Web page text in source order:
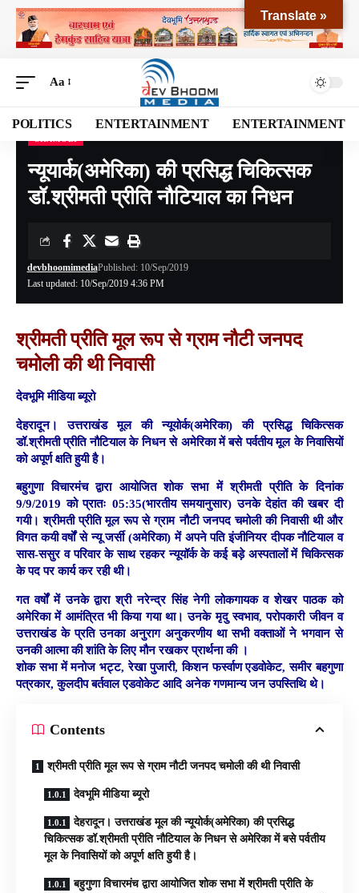
Aa
POLITICS ENTERTAINMENT ENTERTAINMENT
Devbhoomi Media>Blog>NATIONAL >UTTARAKHAND>CHAMOLI
न्यूयार्क(अमेरिका) की प्रसिद्ध चिकित्सक
डॉ.श्रीमती प्रीति नौटियाल का निधन
Last updated: 10/Sep/2019 4:36 PM
devbhoomimediaPublished: 10/Sep/2019
श्रीमती प्रीति मूल रूप से ग्राम नौटी जनपद
चमोली की थी निवासी
देवभूमि मीडिया ब्यूरो
देहरादून।
उत्तराखंड मूल की न्यूयोर्क(अमेरिका) की प्रसिद्ध चिकित्सक
डॉ.श्रीमती प्रीति नौटियाल के निधन से अमेरिका में बसे पर्वतीय मूल के निवासियों
को अपूर्ण क्षति हुयी है।
बहुगुणा विचारमंच द्वारा आयोजित शोक सभा में श्रीमती प्रीति के दिनांक
9/9/2019 को प्रातः 05:35(भारतीय समयानुसार) उनके देहांत की खबर दी
गयी। श्रीमती प्रीति मूल रूप से ग्राम नौटी जनपद चमोली की निवासी थी और
विगत कयी वर्षों से न्यू जर्सी (अमेरिका) में अपने पति इंजीनियर दीपक नौटियाल व
सास-ससुर व परिवार के साथ रहकर न्यूयॉर्क के कई बड़े अस्पतालों में चिकित्सक
के पद पर कार्य कर रही थी।
गत वर्षों में उनके द्वारा श्री नरेन्द्र सिंह नेगी लोकगायक व शेखर पाठक को
अमेरिका में आमंत्रित भी किया गया था। उनके मृदु स्वभाव, परोपकारी जीवन व
उत्तराखंड के प्रति उनका अनुराग अनुकरणीय था सभी वक्ताओं ने भगवान से
उनकी आत्मा की शांति के लिए मौन रखकर प्रार्थना की ।
शोक सभा में मनोज भट्ट, रेखा पुजारी, किशन फर्स्वाण एडवोकेट, समीर बहगुणा
पत्रकार, कुलदीप बर्तवाल एडवोकेट आदि अनेक गणमान्य जन उपस्तिथि थे।
Contents
श्रीमती प्रीति मूल रूप से ग्राम नौटी जनपद चमोली की थी निवासी
देवभूमि मीडिया ब्यूरो
देहरादून। उत्तराखंड मूल की न्यूयोर्क(अमेरिका) की प्रसिद्ध
चिकित्सक डॉ.श्रीमती प्रीति नौटियाल के निधन से अमेरिका में बसे पर्वतीय
मूल के निवासियों को अपूर्ण क्षति हुयी है।
बहुगुणा विचारमंच द्वारा आयोजित शोक सभा में श्रीमती प्रीति के
Translate »